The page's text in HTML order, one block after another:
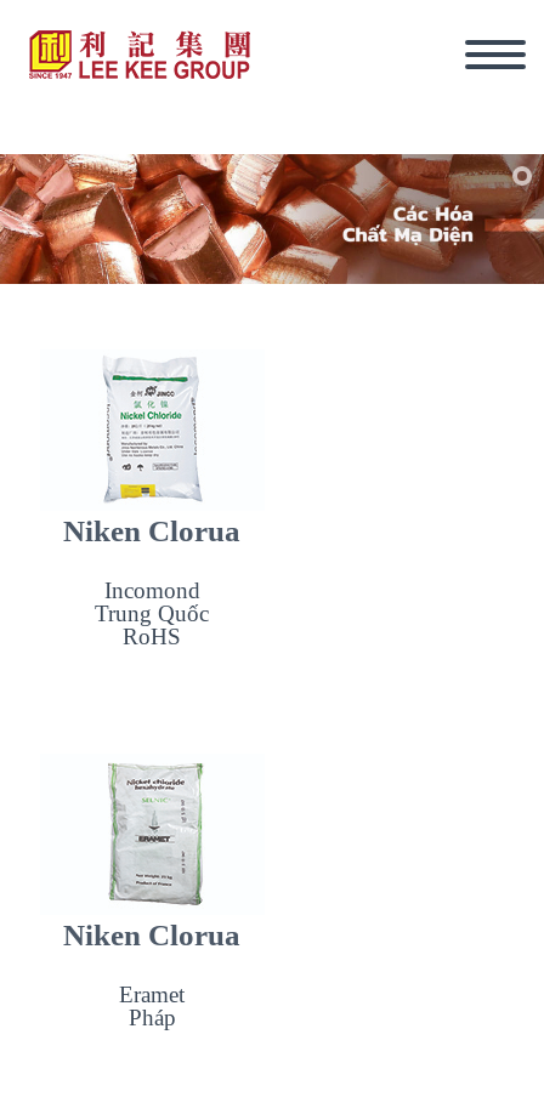
Niken Clorua
Incomond
Trung Quốc
RoHS
Niken Clorua
Eramet
Pháp